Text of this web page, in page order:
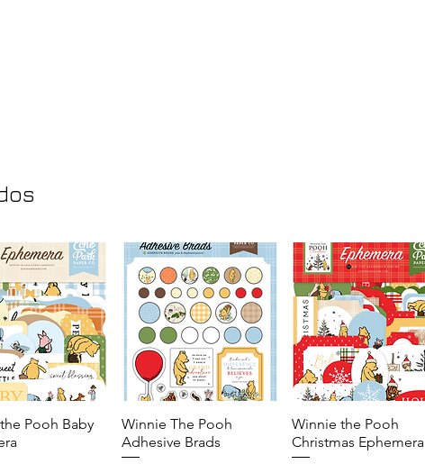
Vista rápida
Pooh Baby
Vista rápida
Winnie The Pooh
Adhesive Brads
Vista rápida
Winnie the Pooh
Christmas Ephemera